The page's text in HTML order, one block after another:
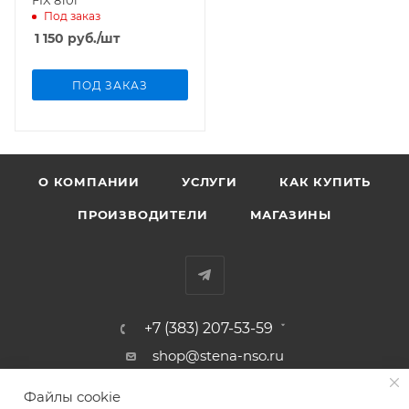
Под заказ
1 150 руб./шт
ПОД ЗАКАЗ
О КОМПАНИИ УСЛУГИ КАК КУПИТЬ
ПРОИЗВОДИТЕЛИ МАГАЗИНЫ
+7 (383) 207-53-59
shop@stena-nso.ru
г.Новосибирск ул.Восход, 26/1
Файлы cookie